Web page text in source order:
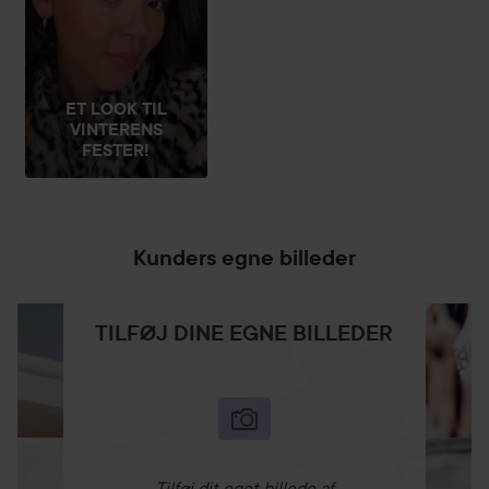
ET LOOK TIL
VINTERENS
FESTER!
Kunders egne billeder
TILFØJ DINE EGNE BILLEDER